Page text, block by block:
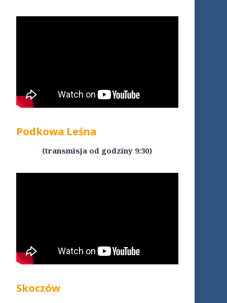
Podkowa Leśna
(transmisja od godziny 9:30)
Skoczów